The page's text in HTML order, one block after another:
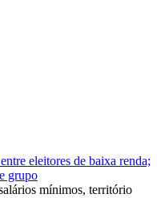
eleitores de baixa renda;
grupo
mínimos, território